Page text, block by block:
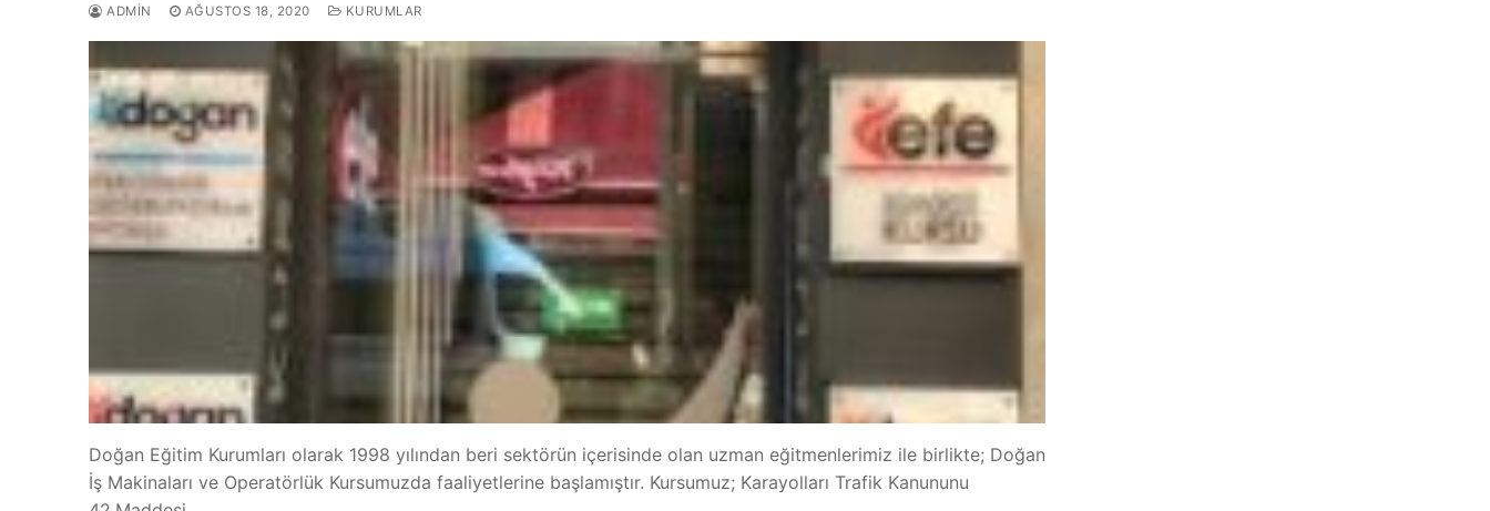
ADMIN AĞUSTOS 18, 2020 KURUMLAR
Doğan Eğitim Kurumları olarak 1998 yılından beri sektörün içerisinde olan uzman eğitmenlerimiz ile birlikte; Doğan
İş Makinaları ve Operatörlük Kursumuzda faaliyetlerine başlamıştır. Kursumuz; Karayolları Trafik Kanununu